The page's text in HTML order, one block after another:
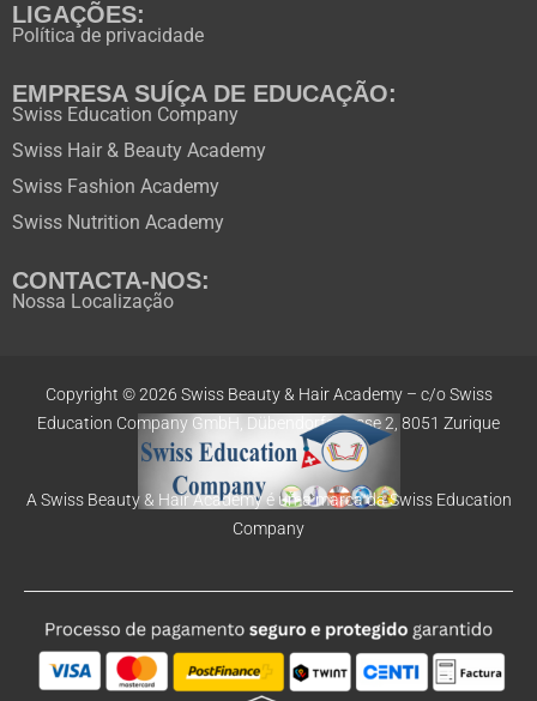
LIGAÇÕES:
Política de privacidade
EMPRESA SUÍÇA DE EDUCAÇÃO:
Swiss Education Company
Swiss Hair & Beauty Academy
Swiss Fashion Academy
Swiss Nutrition Academy
CONTACTA-NOS:
Nossa Localização
Copyright © 2026 Swiss Beauty & Hair Academy – c/o Swiss
Education Company GmbH, Dübendorfstrasse 2, 8051 Zurique
A Swiss Beauty & Hair Academy é uma marca da Swiss Education
Company